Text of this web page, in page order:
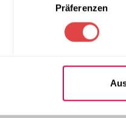
Präferenzen
und einfache
Zustand kann er leicht
Mehrere Stühle können
Produktion